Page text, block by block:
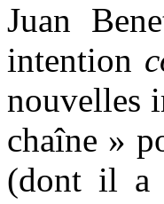
Juan
intention
nouvelles
chaîne »
(dont il a